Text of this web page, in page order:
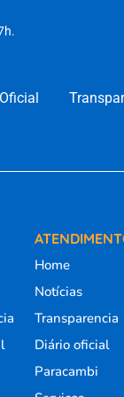
Home
Notícias
Transparencia
Diário oficial
Paracambi